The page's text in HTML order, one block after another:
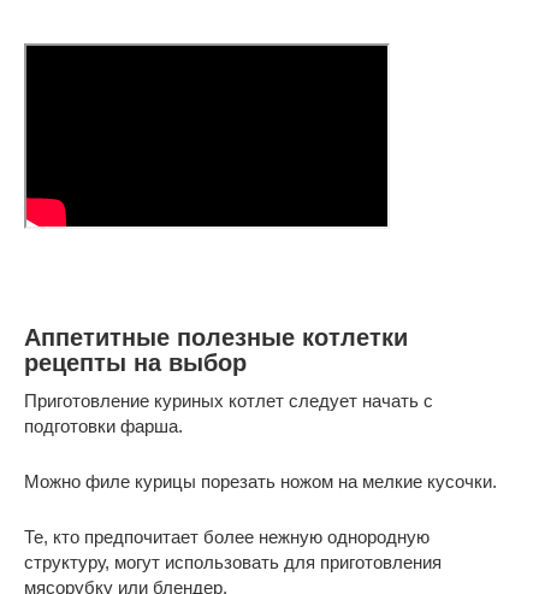
Аппетитные полезные котлетки
рецепты на выбор
Приготовление куриных котлет следует начать с
подготовки фарша.
Можно филе курицы порезать ножом на мелкие кусочки.
Те, кто предпочитает более нежную однородную
структуру, могут использовать для приготовления
мясорубку или блендер.